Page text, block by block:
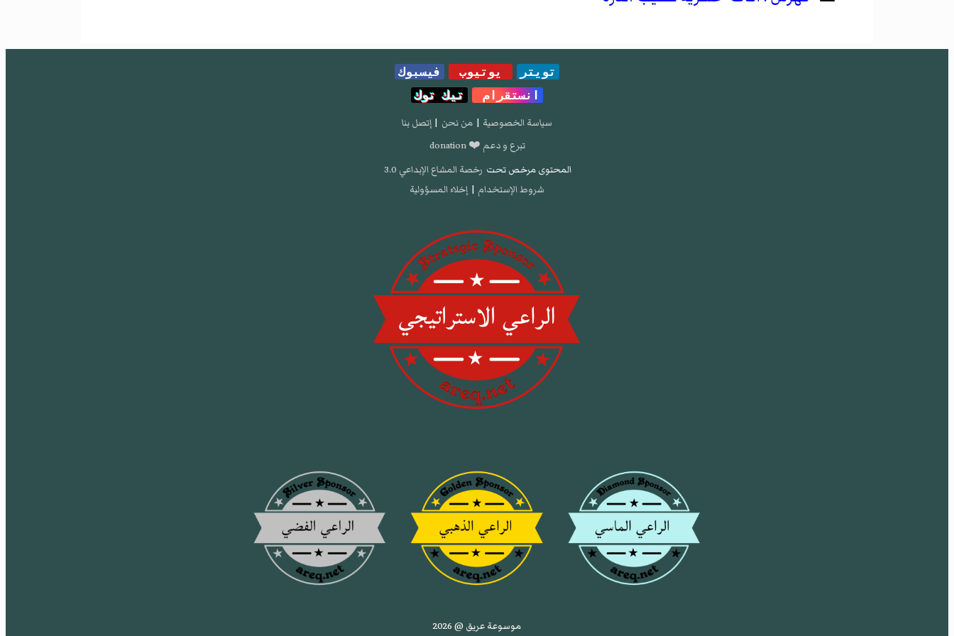
تويتر يوتيوب
فيسبوك
انستقرام
تيك توك
سياسة الخصوصية | من نحن | إتصل بنا
تبرع و دعم ❤️ donation
المحتوى مرخص تحت رخصة المشاع الإبداعي 3.0
شروط الإستخدام | إخلاء المسؤولية
موسوعة عريق @ 2026